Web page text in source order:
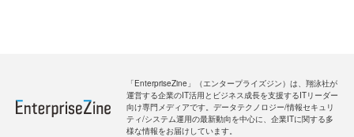
「EnterpriseZine」（エンタープライズジン）は、翔泳社が
運営する企業のIT活用とビジネス成長を支援するITリーダー
向け専門メディアです。データテクノロジー/情報セキュリ
ティ/システム運用の最新動向を中心に、企業ITに関する多
様な情報をお届けしています。